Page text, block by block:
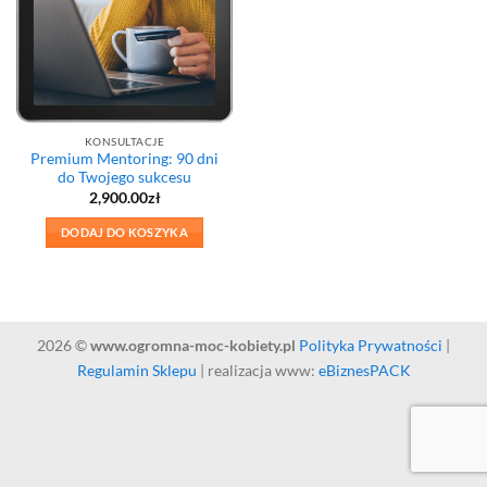
KONSULTACJE
Premium Mentoring: 90 dni
do Twojego sukcesu
2,900.00zł
DODAJ DO KOSZYKA
2026 ©www.ogromna-moc-kobiety.pl Polityka Prywatności |
Regulamin Sklepu | realizacja www: eBiznesPACK